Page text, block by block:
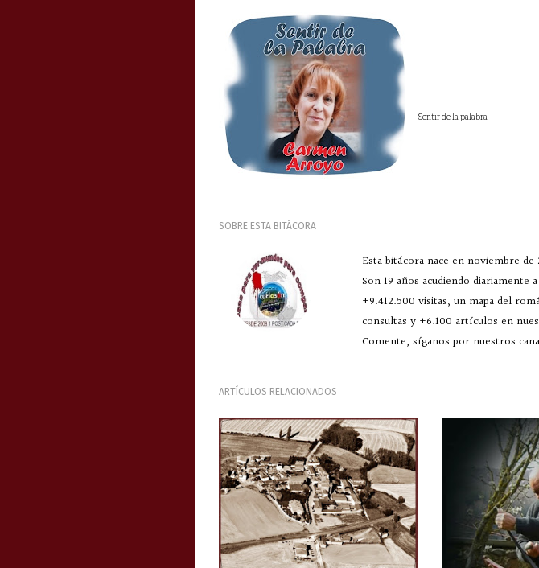
Sentir de la palabra
SOBRE ESTA BITÁCORA
Esta bitácora nace en noviembre
Son 19 años acudiendo
+9.412.500 visitas, un mapa del
consultas y +6.100 artículos en
Comente, síganos por nuestros
ARTÍCULOS RELACIONADOS